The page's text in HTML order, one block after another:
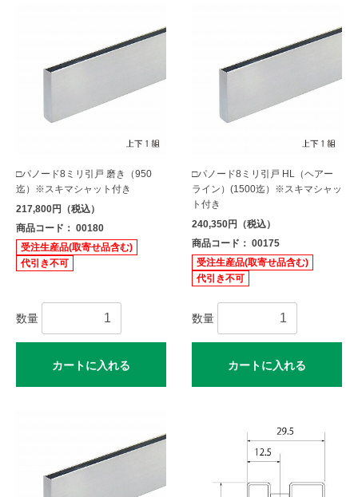
□パノード8ミリ引戸 磨き（950
迄）※スキマシャット付き
217,800円（税込）
商品コード： 00180
受注生産品(取寄せ品含む)
代引き不可
数量
カートに入れる
□パノード8ミリ引戸 HL（ヘアー
ライン）(1500迄）※スキマシャッ
ト付き
240,350円（税込）
商品コード： 00175
受注生産品(取寄せ品含む)
代引き不可
数量
カートに入れる